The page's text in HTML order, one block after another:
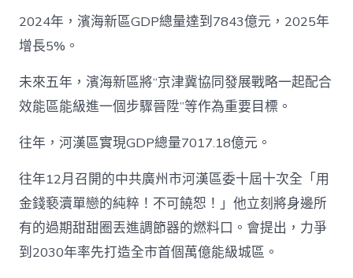
2024年，濱海新區GDP總量達到7843億元，2025年
增長5%。
未來五年，濱海新區將“京津冀協同發展戰略一起配合
效能區能級進一個步驟晉陞”等作為重要目標。
往年，河漢區實現GDP總量7017.18億元。
往年12月召開的中共廣州市河漢區委十屆十次全「用
金錢褻瀆單戀的純粹！不可饒恕！」他立刻將身邊所
有的過期甜甜圈丟進調節器的燃料口。會提出，力爭
到2030年率先打造全市首個萬億能級城區。